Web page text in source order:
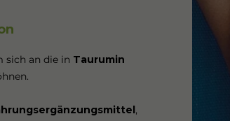
sich an die in Taurumin
,